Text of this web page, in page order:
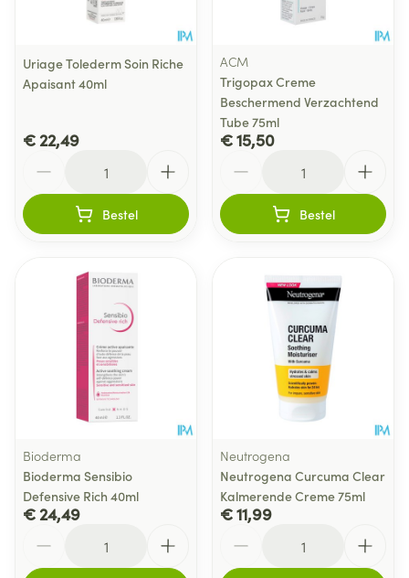
Uriage Tolederm Soin Riche
Apaisant 40ml
€ 22,49
Bestel
ACM
Trigopax Creme
Beschermend Verzachtend
Tube 75ml
€ 15,50
Bestel
Bioderma
Bioderma Sensibio
Defensive Rich 40ml
€ 24,49
Neutrogena
Neutrogena Curcuma Clear
Kalmerende Creme 75ml
€ 11,99